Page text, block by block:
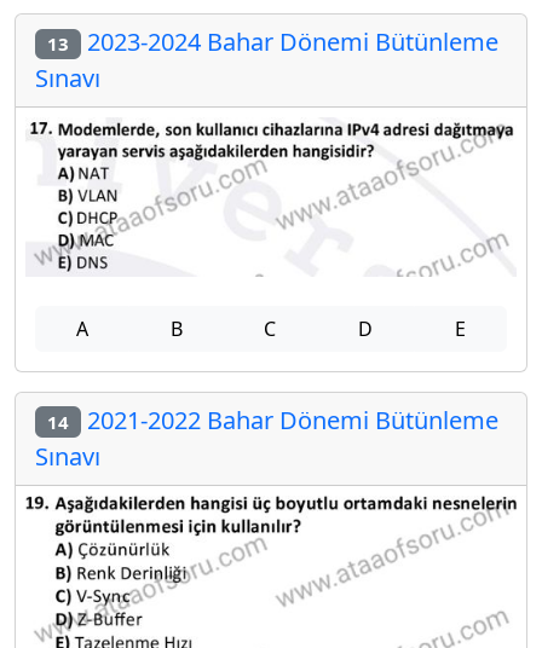
13 2023-2024 Bahar Dönemi Bütünleme
Sınavı
A B C D E
14 2021-2022 Bahar Dönemi Bütünleme
Sınavı